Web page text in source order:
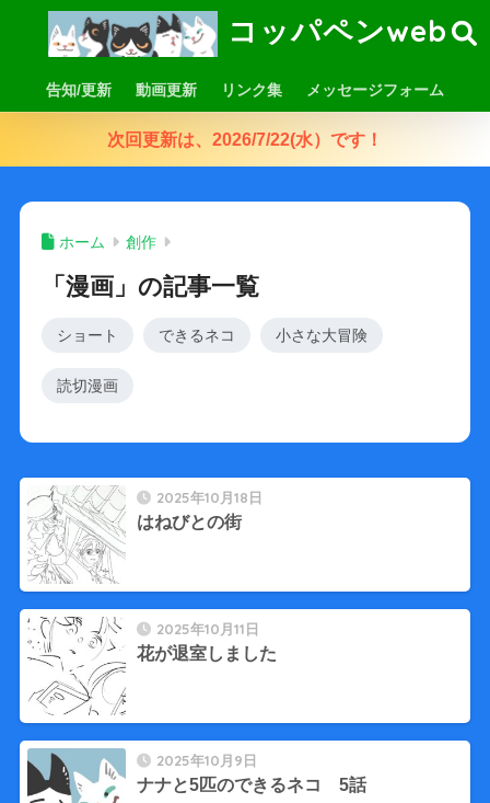
コッパペンweb
告知/更新 動画更新 リンク集 メッセージフォーム
次回更新は、2026/7/22(水）です！
ホーム 創作
「漫画」の記事一覧
ショート できるネコ 小さな大冒険
読切漫画
2025年10月18日
はねびとの街
2025年10月11日
花が退室しました
2025年10月9日
ナナと5匹のできるネコ 5話